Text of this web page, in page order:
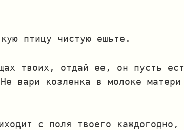
птицу чистую ешьте.
твоих, отдай ее, он пусть ест
вари козленка в молоке матери
с поля твоего каждогодно,